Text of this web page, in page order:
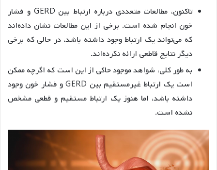
تاکنون، مطالعات متعددی درباره ارتباط بین GERD و فشار
خون انجام شده است. برخی از این مطالعات نشان داده‌اند
که می‌تواند یک ارتباط وجود داشته باشد، در حالی که برخی
دیگر نتایج قاطعی ارائه نکرده‌اند.
به طور کلی، شواهد موجود حاکی از این است که اگرچه ممکن
است یک ارتباط غیرمستقیم بین GERD و فشار خون وجود
داشته باشد، اما هنوز یک ارتباط مستقیم و قطعی مشخص
نشده است.